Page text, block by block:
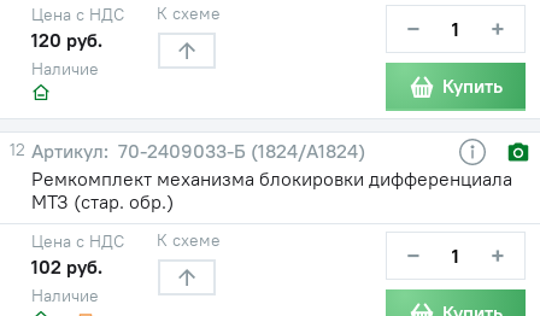
Наличие
Цена с НДС
120 руб.
К схеме − +
Купить
12
70-2409033-Б (1824/А1824)
Ремкомплект механизма блокировки дифференциала
МТЗ (стар. обр.)
Наличие
Цена с НДС
102 руб.
К схеме − +